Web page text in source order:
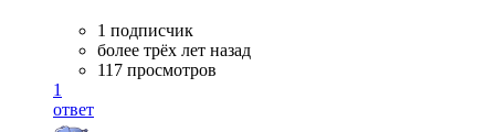
1 подписчик
более трёх лет назад
117 просмотров
1
ответ